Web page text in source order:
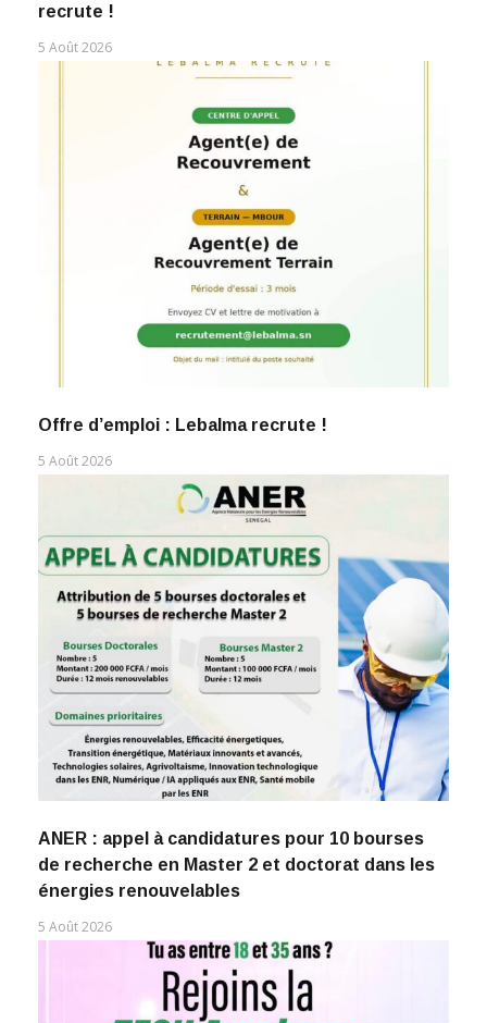
recrute !
5 Août 2026
Offre d’emploi : Lebalma recrute !
5 Août 2026
ANER : appel à candidatures pour 10 bourses
de recherche en Master 2 et doctorat dans les
énergies renouvelables
5 Août 2026